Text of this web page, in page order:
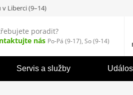
v Liberci (9–14)
poradit?
nás Po-Pá (9-17), So (9-14)
Servis a služby